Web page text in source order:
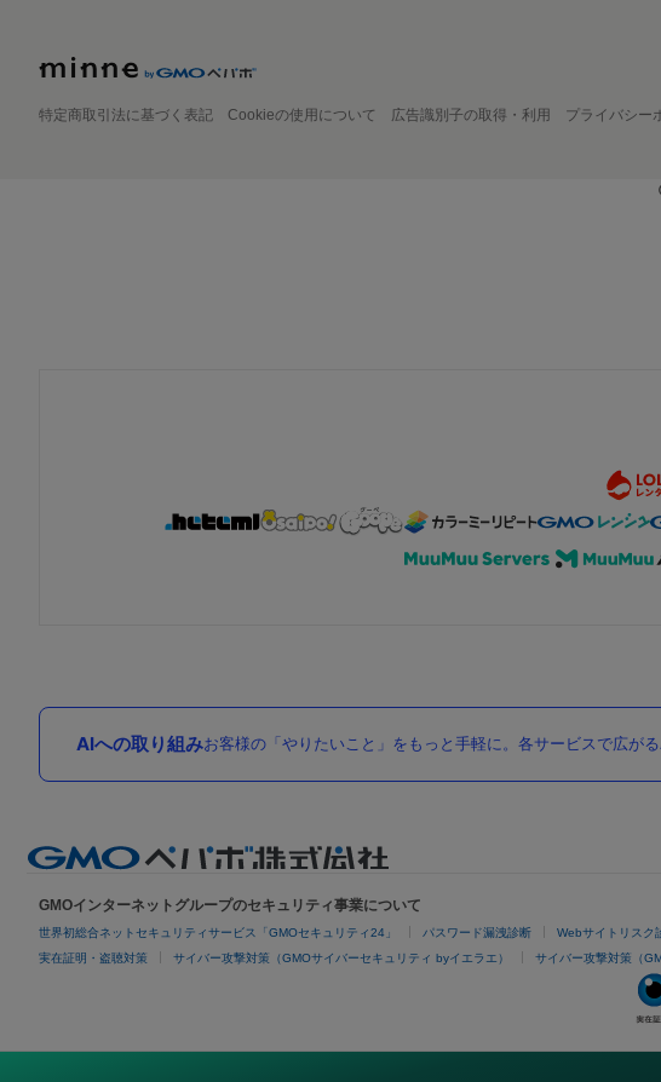
特定商取引法に基づく表記 Cookieの使用について 広告識別子の取得・利用 プライバシー
AIへの取り組みお客様の「やりたいこと」をもっと手軽に。各サービスで広が
GMOインターネットグループのセキュリティ事業について
世界初総合ネットセキュリティサービス「GMOセキュリティ24」 パスワード漏洩診断 Webサイトリスク
実在証明・盗聴対策 サイバー攻撃対策（GMOサイバーセキュリティ byイエラエ） サイバー攻撃対策（